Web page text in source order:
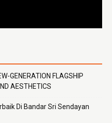
GENERATION FLAGSHIP
AESTHETICS
Di Bandar Sri Sendayan